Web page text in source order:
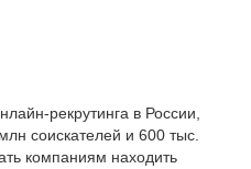
рекрутинга в России,
соискателей и 600 тыс.
компаниям находить